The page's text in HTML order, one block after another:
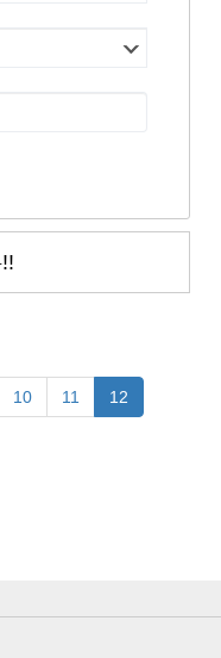
10 11 12